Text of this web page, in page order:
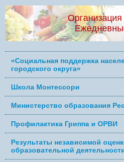
Организация
«Социальная поддержка
городского округа»
Школа Монтессори
Министерство образования
Профилактика Гриппа и ОРВИ
Результаты независимой
образовательной